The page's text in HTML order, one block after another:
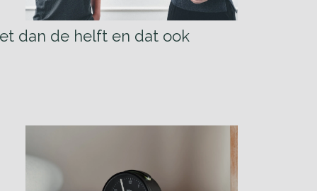
dan de helft en dat ook